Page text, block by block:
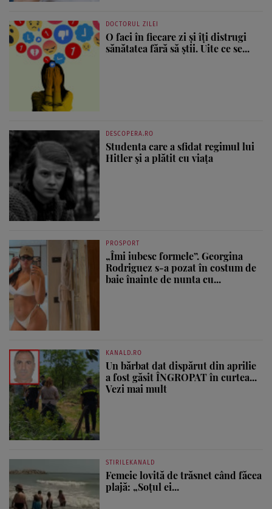
DOCTORUL ZILEI
O faci în fiecare zi și îți distrugi
sănătatea fără să știi. Uite ce se...
DESCOPERA.RO
Studenta care a sfidat regimul lui
Hitler și a plătit cu viața
PROSPORT
„Îmi iubesc formele”. Georgina
Rodriguez s-a pozat în costum de
baie înainte de nunta cu...
KANALD.RO
Un bărbat dat dispărut din aprilie
a fost găsit ÎNGROPAT în curtea...
Vezi mai mult
STIRILEKANALD
Femeie lovită de trăsnet când făcea
plajă: „Soțul ei...